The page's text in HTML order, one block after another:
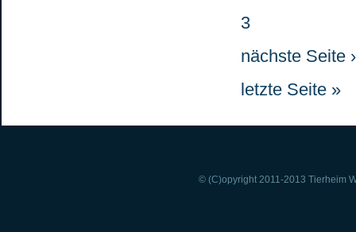
3
nächste Seite ›
letzte Seite »
© (C)opyright 2011-2013 Tierheim